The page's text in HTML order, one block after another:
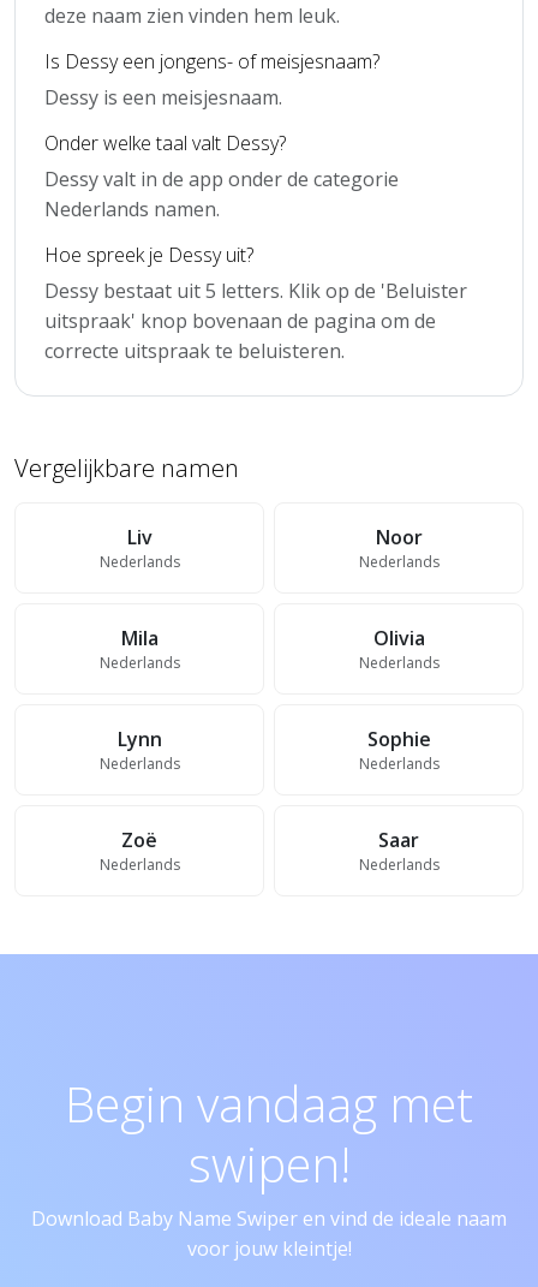
deze naam zien vinden hem leuk.
Is Dessy een jongens- of meisjesnaam?
Dessy is een meisjesnaam.
Onder welke taal valt Dessy?
Dessy valt in de app onder de categorie
Nederlands namen.
Hoe spreek je Dessy uit?
Dessy bestaat uit 5 letters. Klik op de 'Beluister
uitspraak' knop bovenaan de pagina om de
correcte uitspraak te beluisteren.
Vergelijkbare namen
Liv
Nederlands
Noor
Nederlands
Mila
Nederlands
Olivia
Nederlands
Lynn
Nederlands
Sophie
Nederlands
Zoë
Nederlands
Saar
Nederlands
Begin vandaag met
swipen!
Download Baby Name Swiper en vind de ideale naam
voor jouw kleintje!